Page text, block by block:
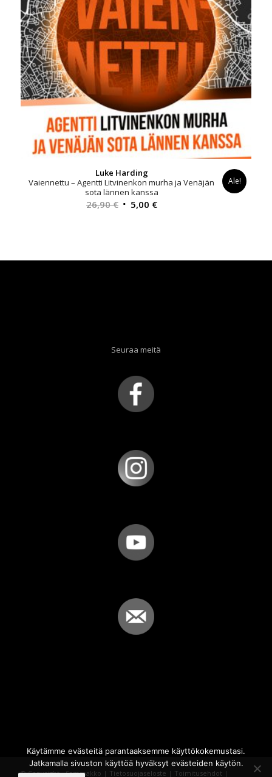
Luke Harding
Vaiennettu – Agentti Litvinenkon murha ja Venäjän
sota lännen kanssa
26,90€ Alkuperäinen
5,00 €Nykyinen
Ale!
Seuraa meitä
© Copyright - Sammakko | Tietosuojaseloste | Toimitusehdot |
Käytämme evästeitä parantaaksemme käyttökokemustasi.
Jatkamalla sivuston käyttöä hyväksyt evästeiden käytön.